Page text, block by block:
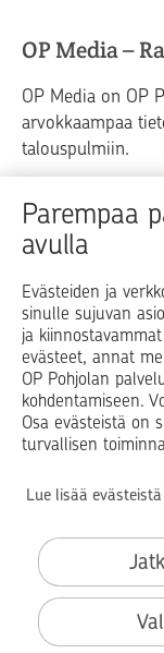
Parempaa
avulla
Evästeiden ja
sinulle sujuvan
ja
evästeet, annat
OP Pohjolan
kohdentamiseen.
Osa evästeistä on
turvallisen
Lue lisää evästeistä
OP Media –
OP Media on OP
arvokkaampaa
talouspulmiin.
Raha
Blogit ja
Op.fi OP
Facebook
X
Käyttöehdot
Evästeiden käyttö